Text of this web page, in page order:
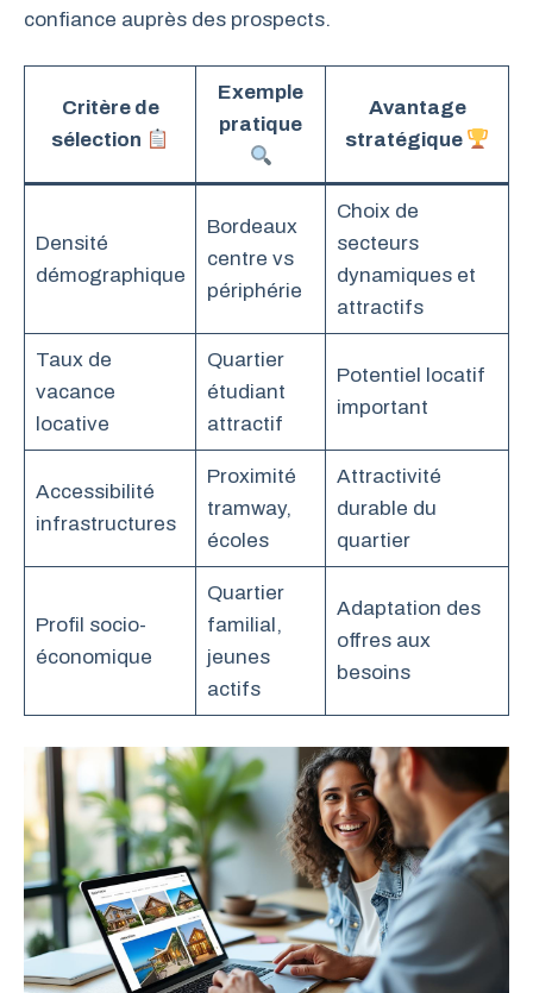
confiance auprès des prospects.
Critère de
sélection
Exemple
pratique
Avantage
stratégique
Densité
démographique
Bordeaux
centre vs
périphérie
Choix de
secteurs
dynamiques et
attractifs
Taux de
vacance
locative
Quartier
étudiant
attractif
Potentiel locatif
important
Accessibilité
infrastructures
Proximité
tramway,
écoles
Attractivité
durable du
quartier
Profil socio-
économique
Quartier
familial,
jeunes
actifs
Adaptation des
offres aux
besoins